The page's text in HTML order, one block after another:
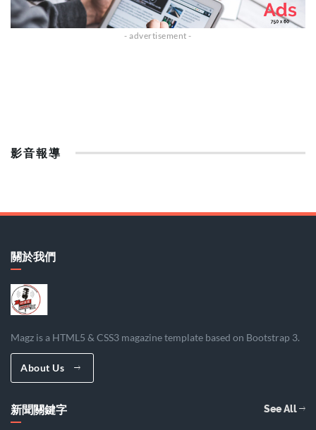
影音報導
關於我們
Magz is a HTML5 & CSS3 magazine template based on Bootstrap 3.
About Us
新聞關鍵字 See All